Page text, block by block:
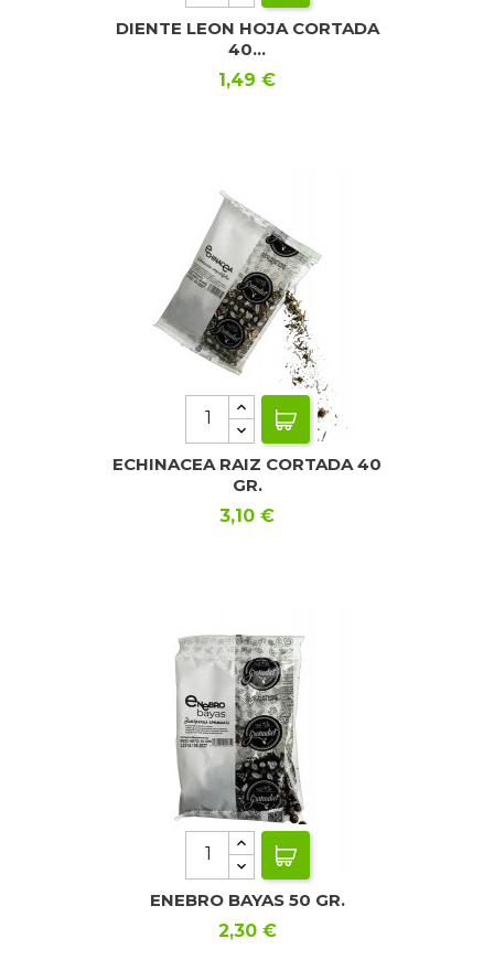
DIENTE LEON HOJA CORTADA
40...
Precio
1,49 €
ECHINACEA RAIZ CORTADA 40
GR.
Precio
3,10 €
ENEBRO BAYAS 50 GR.
Precio
2,30 €